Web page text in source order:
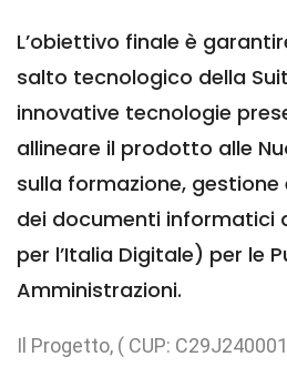
L’obiettivo finale è
salto tecnologico della
innovative tecnologie
allineare il prodotto alle
sulla formazione, gestione
dei documenti informatici
per l’Italia Digitale) per le
Amministrazioni.
Il Progetto, ( CUP: